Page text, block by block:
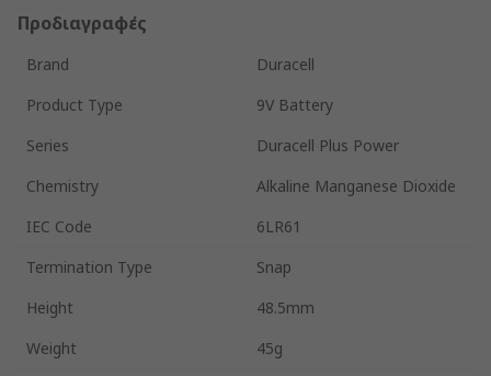
Προδιαγραφές
Brand
Duracell
Product Type
9V Battery
Series
Duracell Plus Power
Chemistry
Alkaline Manganese Dioxide
IEC Code
6LR61
Termination Type
Snap
Height
48.5mm
Weight
45g